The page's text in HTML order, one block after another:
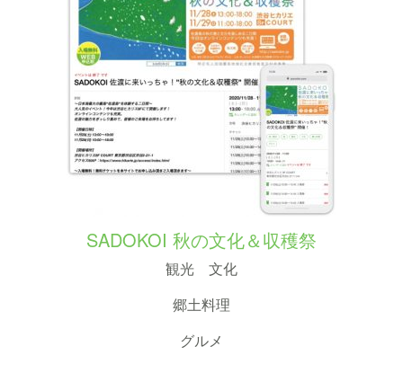
SADOKOI 秋の文化＆収穫祭
観光 文化
郷土料理
グルメ